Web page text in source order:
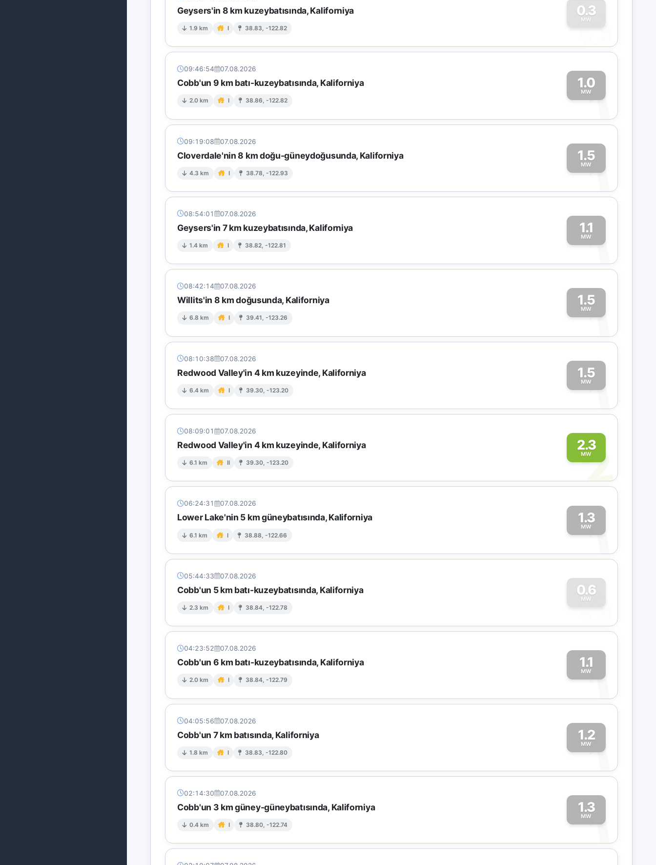
Geysers'in 8 km kuzeybatısında, Kaliforniya
1.9 km I 38.83, -122.82
0.3
MW
0
09:46:54 07.08.2026
Cobb'un 9 km batı-kuzeybatısında, Kaliforniya
2.0 km I 38.86, -122.82
1.0
MW
1
09:19:08 07.08.2026
Cloverdale'nin 8 km doğu-güneydoğusunda, Kaliforniya
4.3 km I 38.78, -122.93
1.5
MW
1
08:54:01 07.08.2026
Geysers'in 7 km kuzeybatısında, Kaliforniya
1.4 km I 38.82, -122.81
1.1
MW
1
08:42:14 07.08.2026
Willits'in 8 km doğusunda, Kaliforniya
6.8 km I 39.41, -123.26
1.5
MW
1
08:10:38 07.08.2026
Redwood Valley'in 4 km kuzeyinde, Kaliforniya
6.4 km I 39.30, -123.20
1.5
MW
1
08:09:01 07.08.2026
Redwood Valley'in 4 km kuzeyinde, Kaliforniya
6.1 km II 39.30, -123.20
2.3
MW
2
06:24:31 07.08.2026
Lower Lake'nin 5 km güneybatısında, Kaliforniya
6.1 km I 38.88, -122.66
1.3
MW
1
05:44:33 07.08.2026
Cobb'un 5 km batı-kuzeybatısında, Kaliforniya
2.3 km I 38.84, -122.78
0.6
MW
0
04:23:52 07.08.2026
Cobb'un 6 km batı-kuzeybatısında, Kaliforniya
2.0 km I 38.84, -122.79
1.1
MW
1
04:05:56 07.08.2026
Cobb'un 7 km batısında, Kaliforniya
1.8 km I 38.83, -122.80
1.2
MW
1
02:14:30 07.08.2026
Cobb'un 3 km güney-güneybatısında, Kaliforniya
0.4 km I 38.80, -122.74
1.3
MW
1